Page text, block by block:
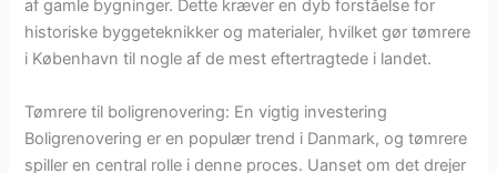
af gamle bygninger. Dette kræver en dyb forståelse for
historiske byggeteknikker og materialer, hvilket gør tømrere
i København til nogle af de mest eftertragtede i landet.
Tømrere til boligrenovering: En vigtig investering
Boligrenovering er en populær trend i Danmark, og tømrere
spiller en central rolle i denne proces. Uanset om det drejer